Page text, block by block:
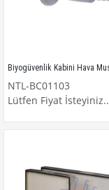
NTL-BC01103
Lütfen Fiyat İsteyiniz..